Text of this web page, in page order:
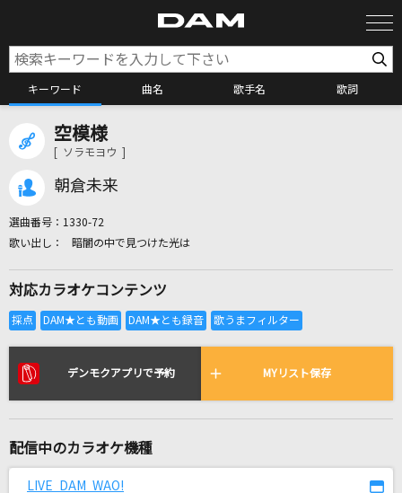
キーワード 曲名 歌手名 歌詞
全国りれき
リアルタイムで歌われている曲の一覧
のだ
空模様
[ ソラモヨウ ]
朝倉未来
選曲番号： 1330-72
暗闇の中で見つけた光は
対応カラオケコンテンツ
デンモクアプリで予約 MYリスト保存
配信中のカラオケ機種
LIVE DAM WAO!